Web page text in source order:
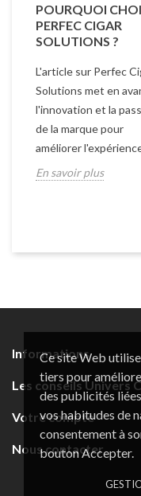
Ce site Web
tiers pour
des publicités
vos habitudes de
consentement à
bouton Accepter.
POURQUOI
PERFEC CIGAR
SOLUTIONS ?
L'article sur Perfec
Solutions met en
l'innovation et la
de la marque pour
améliorer
En savoir plus
Informations
Les conseils Univers
Votre compte
Nous contacter